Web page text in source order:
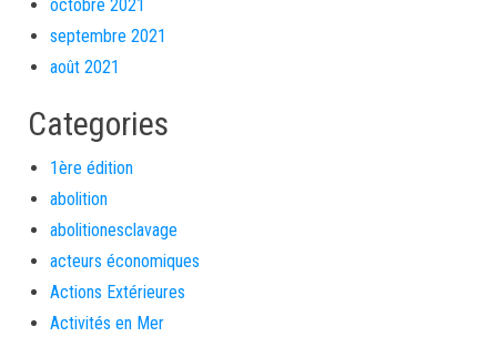
octobre 2021
septembre 2021
août 2021
Categories
1ère édition
abolition
abolitionesclavage
acteurs économiques
Actions Extérieures
Activités en Mer